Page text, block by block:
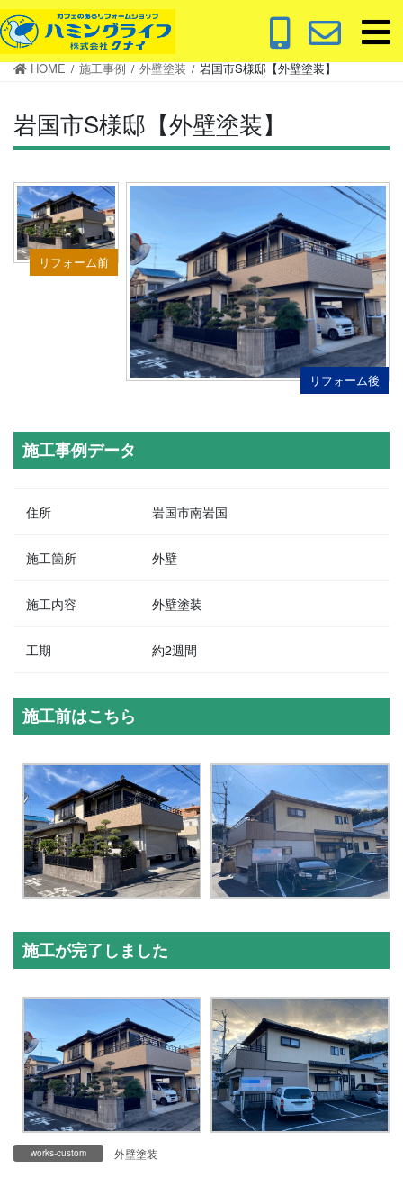
コ
ン
テ
ナ
ビ
ゲ
HOME 施工事例 外壁塗装 岩国市S様邸【外壁塗装】
岩国市S様邸【外壁塗装】
リフォーム前
リフォーム後
施工事例データ
住所 岩国市南岩国
施工箇所 外壁
施工内容 外壁塗装
工期 約2週間
施工前はこちら
施工が完了しました
works-custom 外壁塗装